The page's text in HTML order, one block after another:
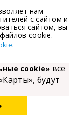
нам
с сайтом и
сайтом, вы
cookie.
.
cookie» все
будут